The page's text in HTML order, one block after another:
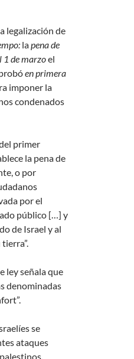
legalización de
lapena de
1 de marzoel
en primera
imponer la
condenados
primer
la pena de
o por
por el
público […] y
de Israel y al
ley señala que
denominadas
se
ataques